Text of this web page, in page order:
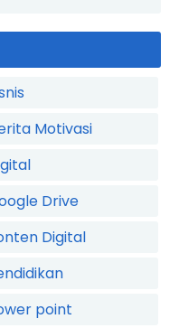
Motivasi
Drive
Digital
point